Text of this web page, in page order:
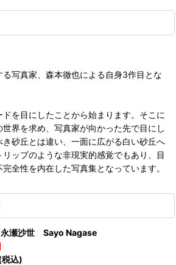
写真家、森本徹也による自身3作目とな
を目にしたことから始まります。そこに
界を求め、写真家が向かった先で目にし
砂丘とは違い、一面に広がる白い砂丘へ
ップのような非現実的感覚でもあり、目
全性を内在した写真集となっています。
永瀬沙世 Sayo Nagase
税込)